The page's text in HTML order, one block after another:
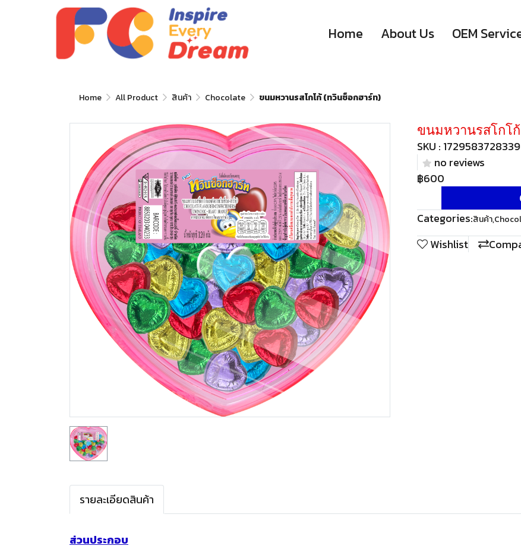
Home About Us OEM
Home All Product สินค้า Chocolate ขนมหวานรสโกโก้ (ทวินช็อกฮาร์ท)
ขนมหวานรสโกโ
SKU :
no reviews
฿600
Categories:สินค้า,
Wishlist
รายละเอียดสินค้า
ส่วนประกอบ